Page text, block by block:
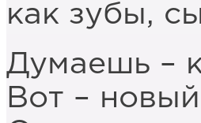
как зубы,
Думаешь –
Вот –